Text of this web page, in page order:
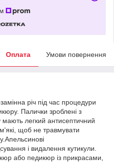
Оплата Умови повернення
річ під час процедури
Палички зроблені з
легкий антисептичний
щоб не травмувати
Апельсинові
і видалення кутикули.
або педикюр із прикрасами,